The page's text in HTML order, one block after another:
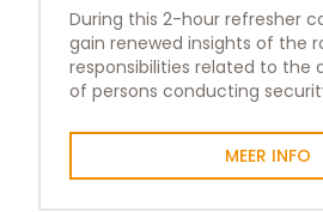
During this 2-hour refresher
gain renewed insights of the
responsibilities related to the
of persons conducting
MEER INFO